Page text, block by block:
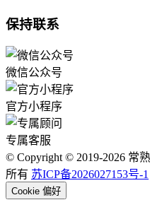
保持联系
微信公众号
官方小程序
专属客服
© Copyright © 2019-2026 常
所有 苏ICP备2026027153号-1
Cookie 偏好